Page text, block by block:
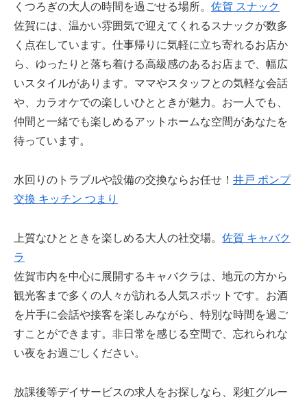
くつろぎの大人の時間を過ごせる場所。 佐賀 スナック
佐賀には、温かい雰囲気で迎えてくれるスナックが数多
く点在しています。仕事帰りに気軽に立ち寄れるお店か
ら、ゆったりと落ち着ける高級感のあるお店まで、幅広
いスタイルがあります。ママやスタッフとの気軽な会話
や、カラオケでの楽しいひとときが魅力。お一人でも、
仲間と一緒でも楽しめるアットホームな空間があなたを
待っています。
水回りのトラブルや設備の交換ならお任せ！ 井戸 ポンプ
交換 キッチン つまり
上質なひとときを楽しめる大人の社交場。 佐賀 キャバク
ラ
佐賀市内を中心に展開するキャバクラは、地元の方から
観光客まで多くの人々が訪れる人気スポットです。お酒
を片手に会話や接客を楽しみながら、特別な時間を過ご
すことができます。非日常を感じる空間で、忘れられな
い夜をお過ごしください。
放課後等デイサービスの求人をお探しなら、彩虹グルー